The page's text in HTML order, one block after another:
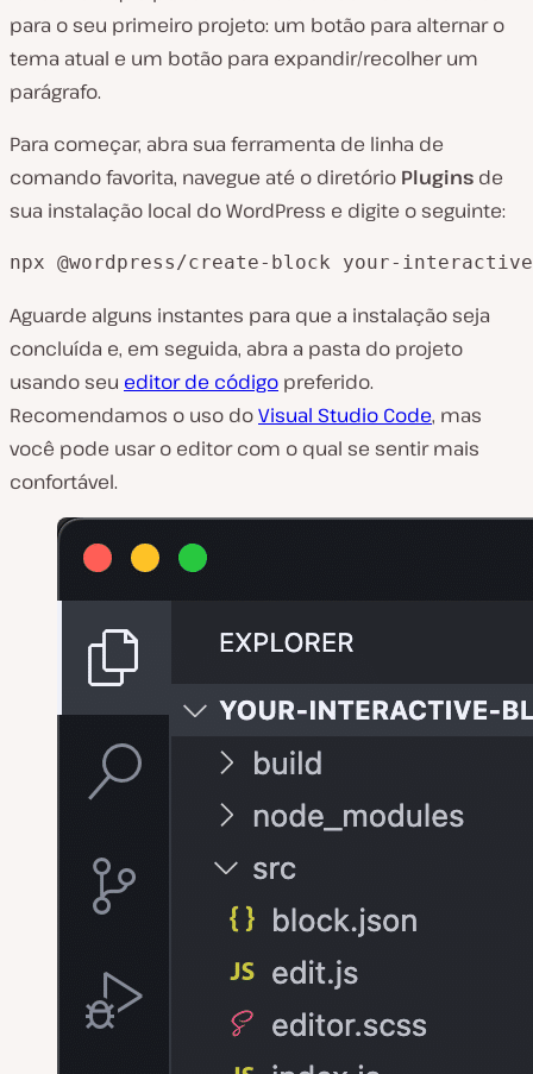
para o seu primeiro projeto: um botão para alternar o
tema atual e um botão para expandir/recolher um
parágrafo.
Para começar, abra sua ferramenta de linha de
comando favorita, navegue até o diretório Plugins de
sua instalação local do WordPress e digite o seguinte:
npx @wordpress/create-block your-
Aguarde alguns instantes para que a instalação seja
concluída e, em seguida, abra a pasta do projeto
usando seu editor de código preferido.
Recomendamos o uso doVisual Studio Code, mas
você pode usar o editor com o qual se sentir mais
confortável.